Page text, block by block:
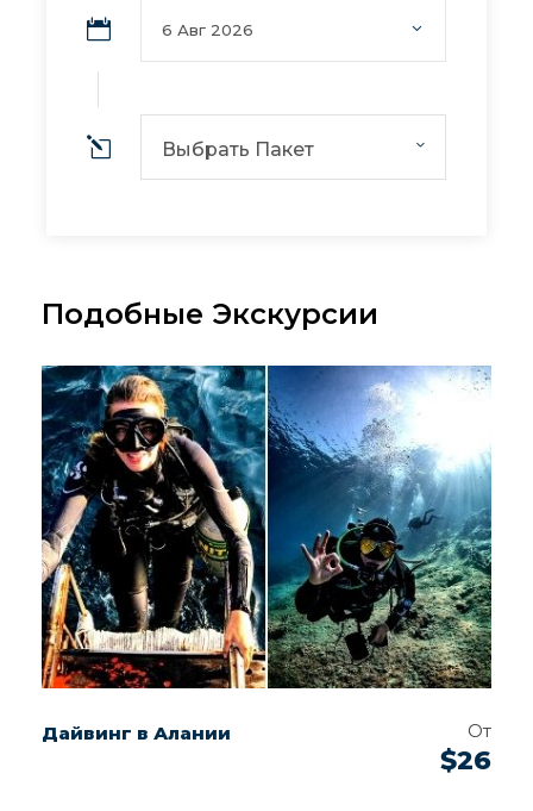
Выбрать Пакет
Подобные Экскурсии
Дайвинг в Алании От
$26